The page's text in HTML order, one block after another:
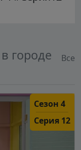
Все
городе
Сезон 4
Серия 12